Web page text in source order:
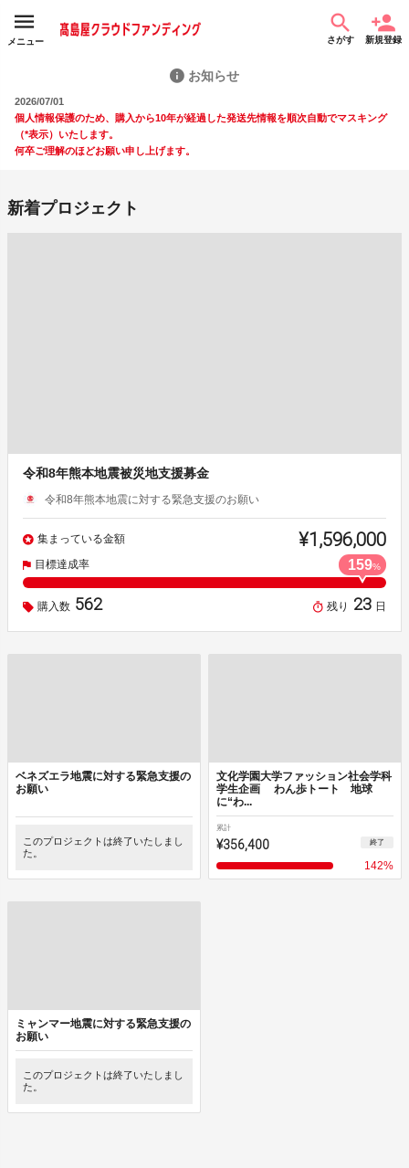
メニュー さがす 新規登録
お知らせ
2026/07/01
個人情報保護のため、購入から10年が経過した発送先情報を順次自動でマスキング
（*表示）いたします。
何卒ご理解のほどお願い申し上げます。
新着プロジェクト
令和8年熊本地震被災地支援募金
令和8年熊本地震に対する緊急支援のお願い
集まっている金額 ¥1,596,000
目標達成率 159%
購入数 562 残り 23 日
ベネズエラ地震に対する緊急支援の
お願い
このプロジェクトは終了いたしまし
た。
文化学園大学ファッション社会学科
学生企画 わん歩トート 地球
に“わ...
累計
¥356,400 終了
142%
ミャンマー地震に対する緊急支援の
お願い
このプロジェクトは終了いたしまし
た。